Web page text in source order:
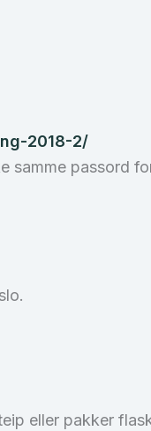
2018-2/
passord
eller pakker